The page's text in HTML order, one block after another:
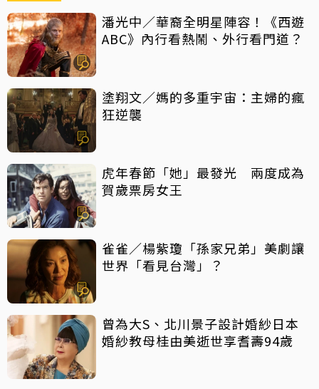
潘光中／華裔全明星陣容！《西遊
ABC》內行看熱鬧、外行看門道？
塗翔文／媽的多重宇宙：主婦的瘋
狂逆襲
虎年春節「她」最發光 兩度成為
賀歲票房女王
雀雀／楊紫瓊「孫家兄弟」美劇讓
世界「看見台灣」？
曾為大S、北川景子設計婚紗日本
婚紗教母桂由美逝世享耆壽94歲